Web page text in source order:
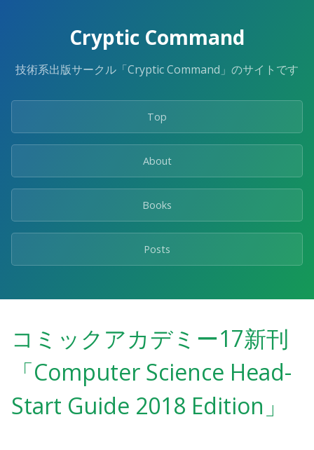
Cryptic Command
技術系出版サークル「Cryptic Command」のサイトです
Top
About
Books
Posts
コミックアカデミー17新刊
「Computer Science Head-
Start Guide 2018 Edition」